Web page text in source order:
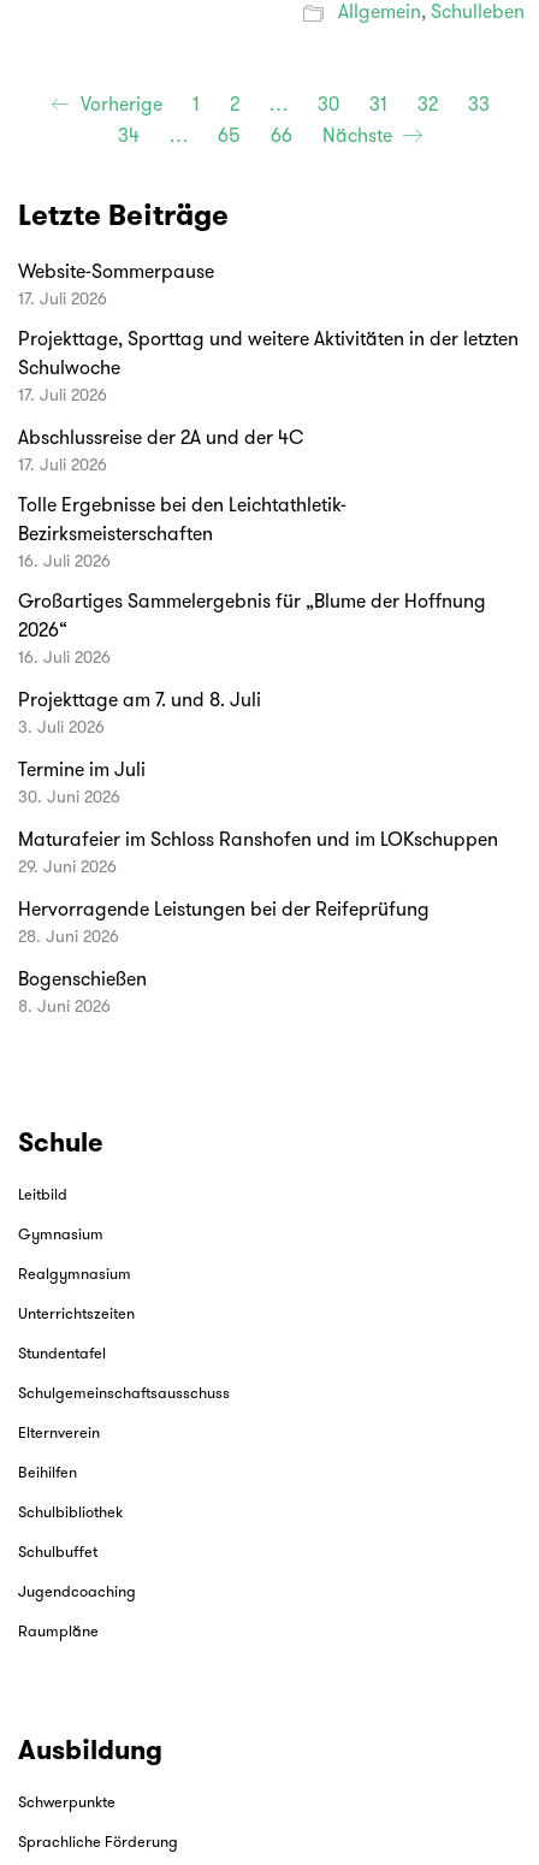
Allgemein,Schulleben
Vorherige 1 2 … 30 31 32
33
34
… 65 66 Nächste
Letzte Beiträge
Website-Sommerpause
17. Juli 2026
Projekttage, Sporttag und weitere Aktivitäten in der letzten
Schulwoche
17. Juli 2026
Abschlussreise der 2A und der 4C
17. Juli 2026
Tolle Ergebnisse bei den Leichtathletik-
Bezirksmeisterschaften
16. Juli 2026
Großartiges Sammelergebnis für „Blume der Hoffnung
2026“
16. Juli 2026
Projekttage am 7. und 8. Juli
3. Juli 2026
Termine im Juli
30. Juni 2026
Maturafeier im Schloss Ranshofen und im LOKschuppen
29. Juni 2026
Hervorragende Leistungen bei der Reifeprüfung
28. Juni 2026
Bogenschießen
8. Juni 2026
Schule
Leitbild
Gymnasium
Realgymnasium
Unterrichtszeiten
Stundentafel
Schulgemeinschaftsausschuss
Elternverein
Beihilfen
Schulbibliothek
Schulbuffet
Jugendcoaching
Raumpläne
Ausbildung
Schwerpunkte
Sprachliche Förderung